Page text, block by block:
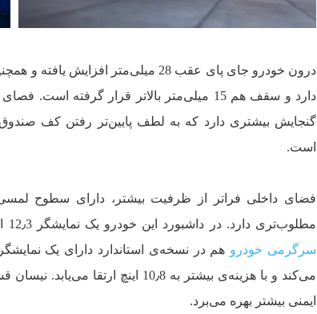
درون خودرو جای پای عقب 28 میلی‌متر
گنجایش بیشتری دارد که به لطف پایین‌تر رفتن کف
است.
فضای داخلی فراتر از ظرفیت بیشتر، دارای سطوح
مطلوب‌تری دارد. در داشبورد این خودرو یک نمایشگر 12٫3 اینچی برای راننده جای گرفته و
سرگرمی خودرو
ایمنی بیشتر بهره می‌برد.